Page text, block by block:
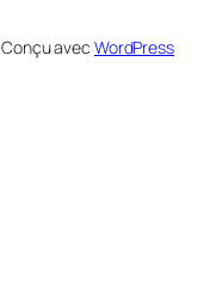
Conçu avec WordPress